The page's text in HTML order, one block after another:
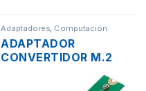
Adaptadores, Computación
ADAPTADOR
CONVERTIDOR M.2
PARA DISCO DE